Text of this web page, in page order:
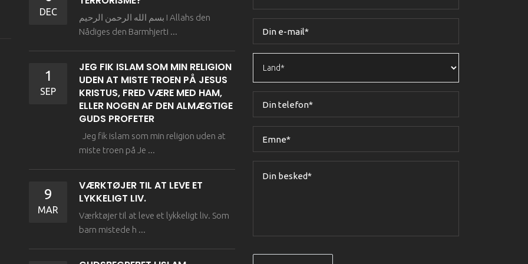
DEC
بسم الله الرحمن الرحيم I Allahs den
Nådiges den Barmhjerti ...
1
SEP
JEG FIK ISLAM SOM MIN RELIGION
UDEN AT MISTE TROEN PÅ JESUS
KRISTUS, FRED VÆRE MED HAM,
ELLER NOGEN AF DEN ALMÆGTIGE
GUDS PROFETER
Jeg fik islam som min religion uden at
miste troen på Je ...
9
MAR
VÆRKTØJER TIL AT LEVE ET
LYKKELIGT LIV.
Værktøjer til at leve et lykkeligt liv. Som
barn mistede h ...